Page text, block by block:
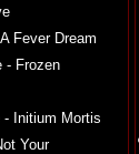
Fever Dream
- Frozen
- Initium Mortis
Your